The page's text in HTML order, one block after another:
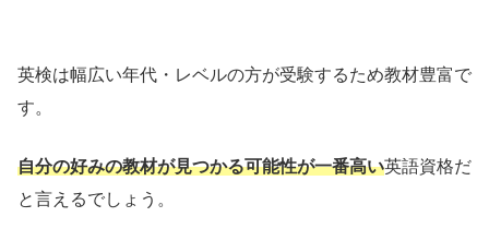
英検は幅広い年代・レベルの方が受験するため教材豊富で
す。
自分の好みの教材が見つかる可能性が一番高い英語資格だ
と言えるでしょう。